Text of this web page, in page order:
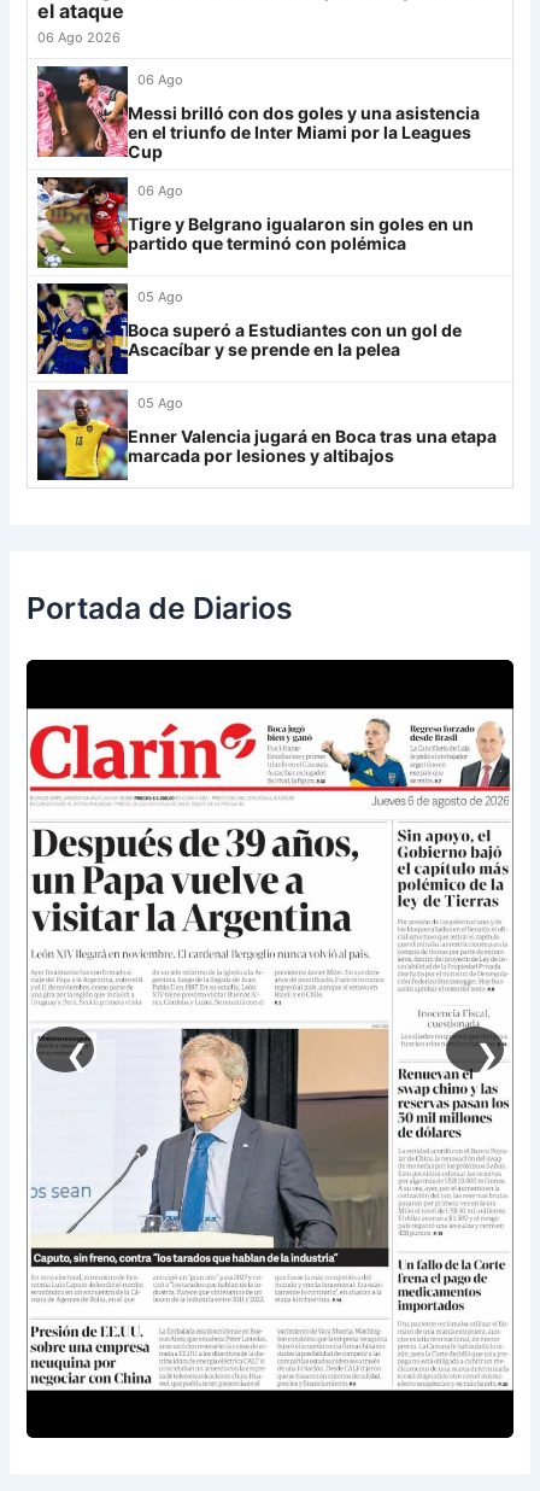
LDU
Mirassol
Lanús
Always Ready
Grupo H
IDV
UCV FC
Libertad
27 Central Córdoba
28 Riestra
29 Aldosivi
30 Estudiantes RC 18 -21 8
el ataque
06 Ago 2026
06 Ago
Messi brilló con dos goles y una asistencia
en el triunfo de Inter Miami por la Leagues
Cup
06 Ago
Tigre y Belgrano igualaron sin goles en un
partido que terminó con polémica
05 Ago
Boca superó a Estudiantes con un gol de
Ascacíbar y se prende en la pelea
05 Ago
Enner Valencia jugará en Boca tras una etapa
marcada por lesiones y altibajos
Portada de Diarios
❮ ❯